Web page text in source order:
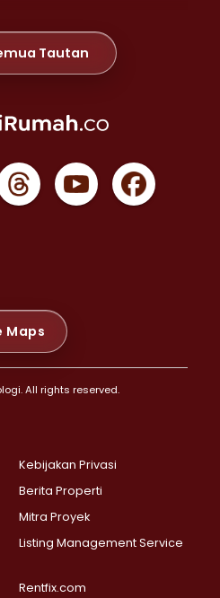
Pusat >
>
>
>
Hilir >
Selatan >
>
Selatan >
>
>
>
Tautan
Maps
All rights reserved.
Kebijakan Privasi
Berita Properti
Mitra Proyek
Listing Management Service
Rentfix.com